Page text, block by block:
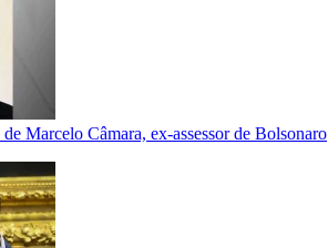
Marcelo Câmara, ex-assessor de Bolsonaro